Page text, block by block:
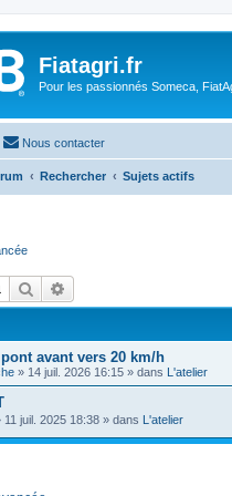
Fiatagri.fr
Pour les passionnés Someca,
Nous contacter
Rechercher Sujets actifs
Rechercher
avant vers 20 km/h
» 14 juil. 2026 16:15 » dans L'atelier
11 juil. 2025 18:38 » dans L'atelier